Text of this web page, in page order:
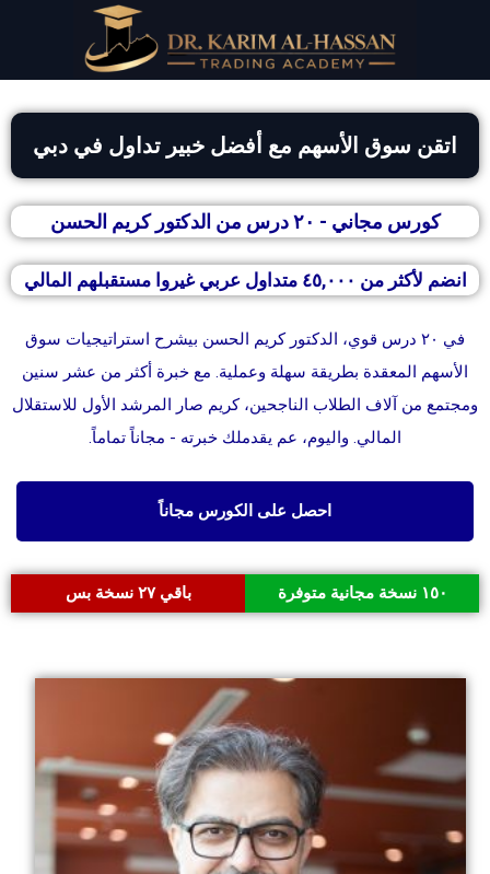
اتقن سوق الأسهم مع أفضل خبير تداول في دبي
كورس مجاني - ٢٠ درس من الدكتور كريم الحسن
انضم لأكثر من ٤٥,٠٠٠ متداول عربي غيروا مستقبلهم المالي
في ٢٠ درس قوي، الدكتور كريم الحسن بيشرح استراتيجيات سوق
الأسهم المعقدة بطريقة سهلة وعملية. مع خبرة أكثر من عشر سنين
ومجتمع من آلاف الطلاب الناجحين، كريم صار المرشد الأول للاستقلال
المالي. واليوم، عم يقدملك خبرته - مجاناً تماماً.
احصل على الكورس مجاناً
١٥٠ نسخة مجانية متوفرة باقي ٢٧ نسخة بس